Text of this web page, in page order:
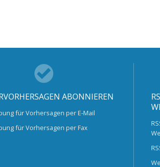
ABONNIEREN
für Vorhersagen per E-Mail
für Vorhersagen per Fax